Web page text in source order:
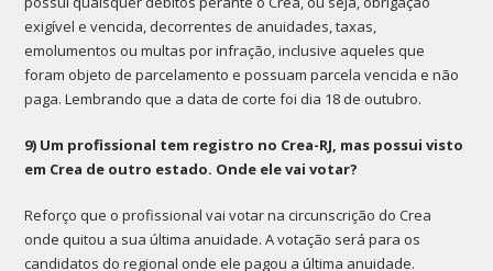
exigível e vencida, decorrentes de anuidades, taxas,
emolumentos ou multas por infração, inclusive aqueles que
foram objeto de parcelamento e possuam parcela vencida e não
paga. Lembrando que a data de corte foi dia 18 de outubro.
9) Um profissional tem registro no Crea-RJ, mas possui visto
em Crea de outro estado. Onde ele vai votar?
Reforço que o profissional vai votar na circunscrição do Crea
onde quitou a sua última anuidade. A votação será para os
candidatos do regional onde ele pagou a última anuidade.